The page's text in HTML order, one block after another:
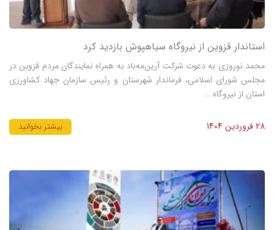
استاندار قزوین از نیروگاه سیاهپوش بازدید کرد
محمد نوروزی به دعوت شرکت آرین‌مه‌باد به همراه نمایندگان مردم قزوین در
مجلس شورای اسلامی، فرماندار شهرستان و رئیس سازمان جهاد کشاورزی
استان از نیروگاه ...
28 فروردین 1404 بیشتر بخوانید